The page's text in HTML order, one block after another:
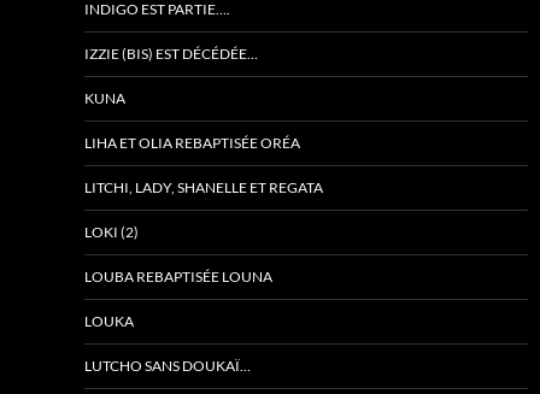
INDIGO EST PARTIE….
IZZIE (BIS) EST DÉCÉDÉE…
KUNA
LIHA ET OLIA REBAPTISÉE ORÉA
LITCHI, LADY, SHANELLE ET REGATA
LOKI (2)
LOUBA REBAPTISÉE LOUNA
LOUKA
LUTCHO SANS DOUKAÏ…